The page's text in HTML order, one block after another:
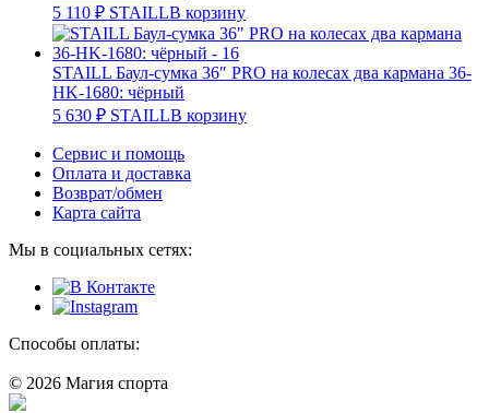
5 110 ₽ STAILLВ корзину
STAILL Баул-сумка 36″ PRO на колесах два кармана 36-
HK-1680: чёрный
5 630 ₽ STAILLВ корзину
Сервис и помощь
Оплата и доставка
Возврат/обмен
Карта сайта
Мы в социальных сетях:
Способы оплаты:
© 2026 Магия спорта